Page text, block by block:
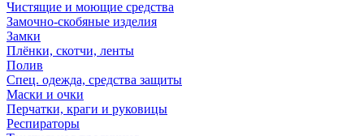
Чистящие и моющие средства
Замочно-скобяные изделия
Замки
Плёнки, скотчи, ленты
Полив
Спец. одежда, средства защиты
Маски и очки
Перчатки, краги и руковицы
Респираторы